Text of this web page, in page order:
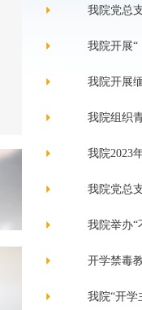
我院党总
我院开展
我院开展
我院组织
我院2023
我院党总
我院举办“
开学禁毒
我院“开学